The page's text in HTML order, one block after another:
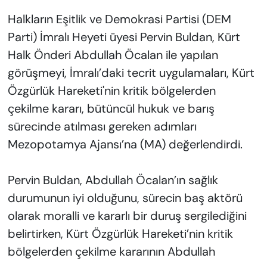
Halkların Eşitlik ve Demokrasi Partisi (DEM
Parti) İmralı Heyeti üyesi Pervin Buldan, Kürt
Halk Önderi Abdullah Öcalan ile yapılan
görüşmeyi, İmralı’daki tecrit uygulamaları, Kürt
Özgürlük Hareketi'nin kritik bölgelerden
çekilme kararı, bütüncül hukuk ve barış
sürecinde atılması gereken adımları
Mezopotamya Ajansı’na (MA) değerlendirdi.
Pervin Buldan, Abdullah Öcalan’ın sağlık
durumunun iyi olduğunu, sürecin baş aktörü
olarak moralli ve kararlı bir duruş sergilediğini
belirtirken, Kürt Özgürlük Hareketi’nin kritik
bölgelerden çekilme kararının Abdullah